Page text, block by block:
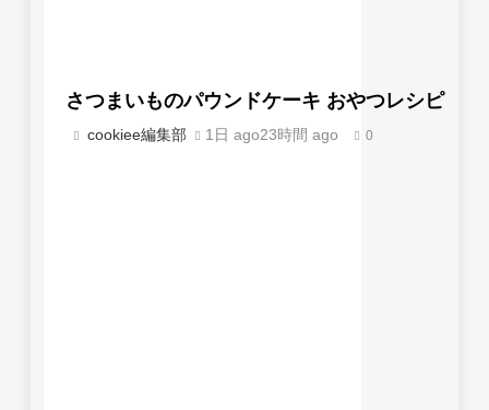
さつまいものパウンドケーキ おやつレシピ
cookiee編集部 1日 ago23時間 ago 0